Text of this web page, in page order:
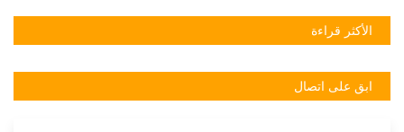
الأكثر قراءة
ابق على اتصال